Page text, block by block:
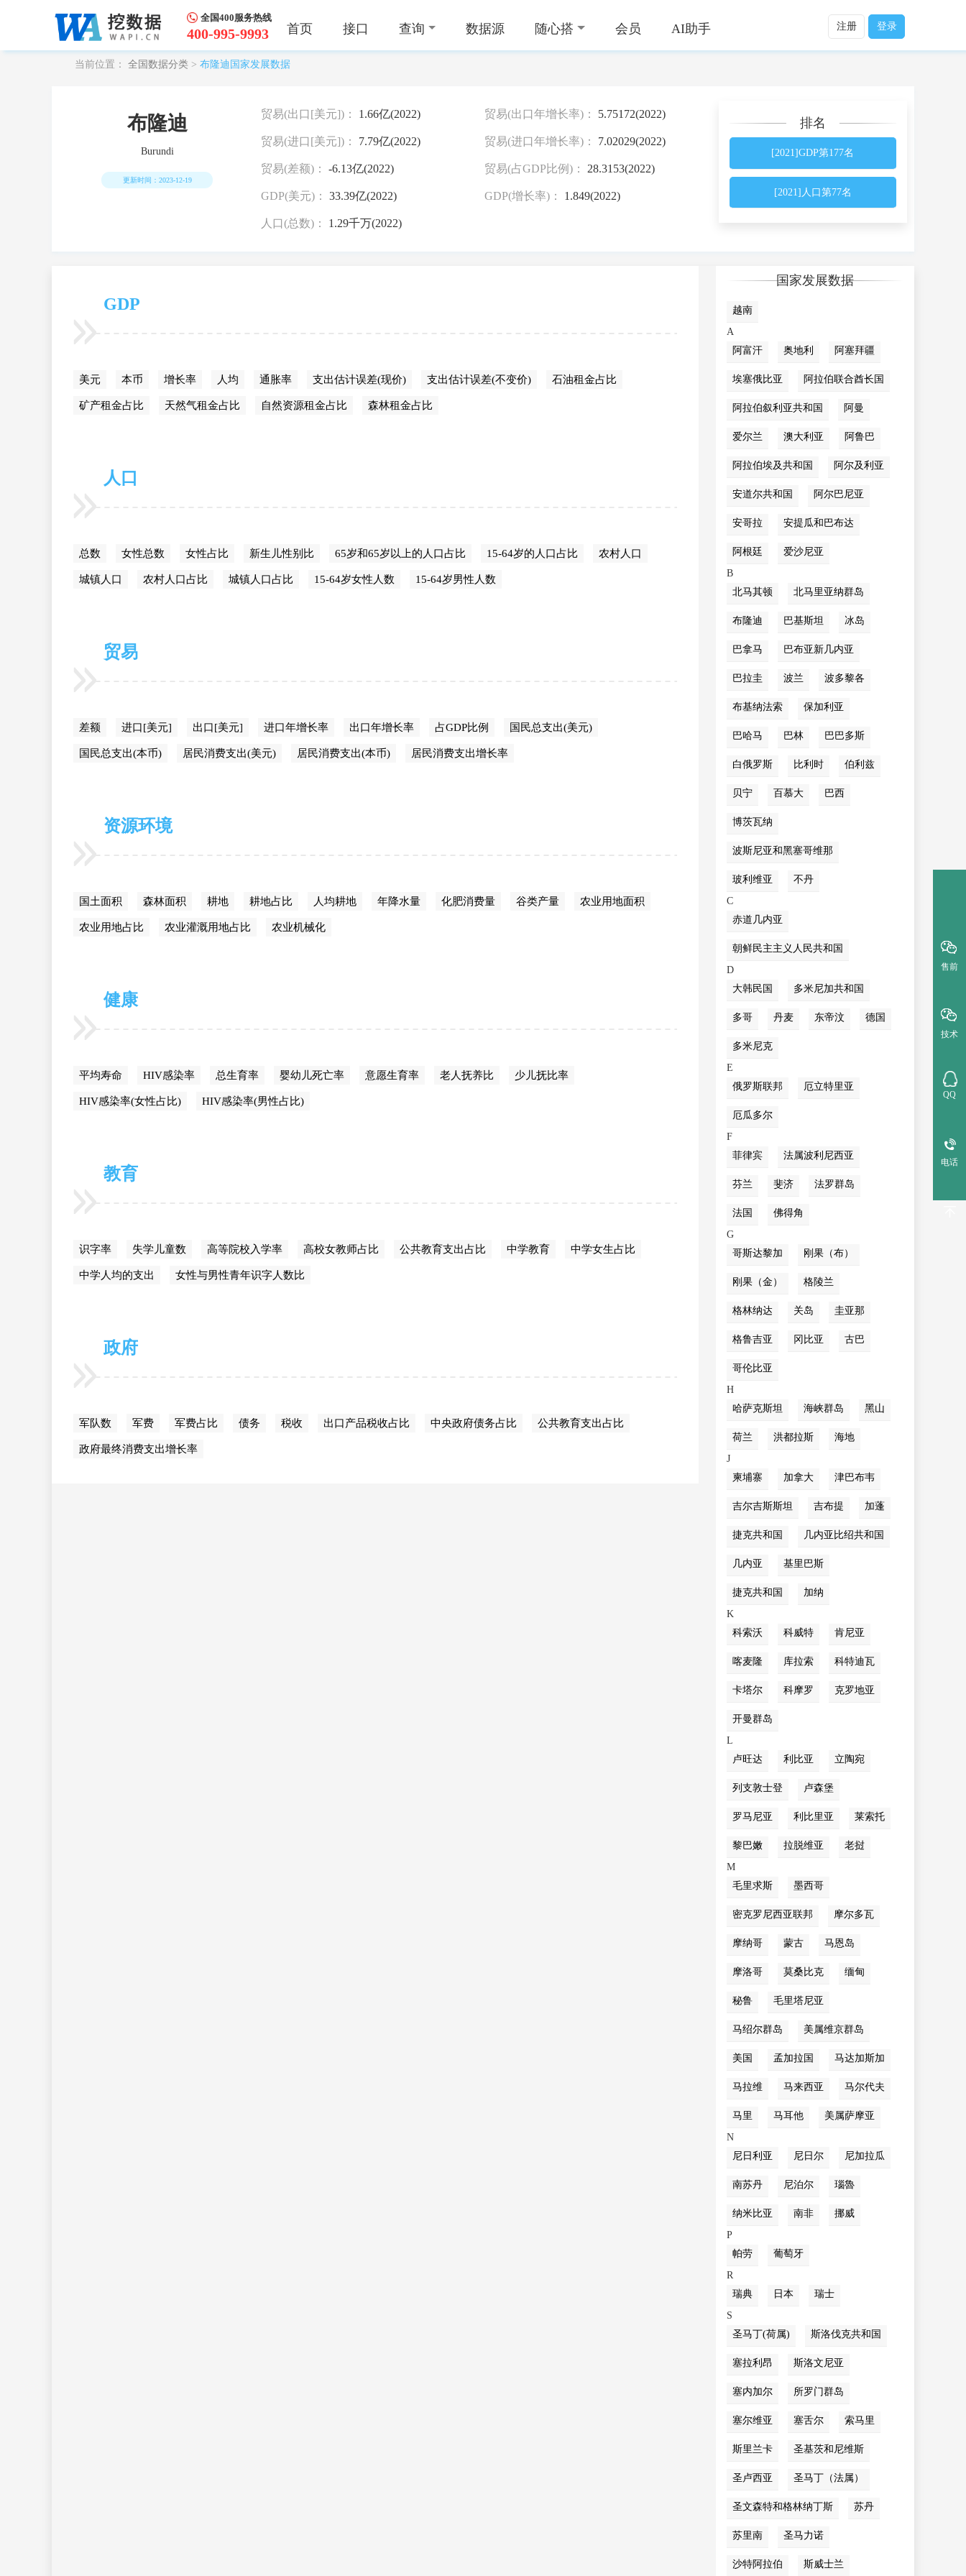
全国400服务热线
400-995-9993 首页 接口 查询 数据源 随心搭 会员 AI助手 注册 登录
当前位置： 全国数据分类 > 布隆迪国家发展数据
布隆迪
Burundi
更新时间：2023-12-19
贸易(出口[美元])： 1.66亿(2022) 贸易(出口年增长率)： 5.75172(2022)
贸易(进口[美元])： 7.79亿(2022) 贸易(进口年增长率)： 7.02029(2022)
贸易(差额)： -6.13亿(2022) 贸易(占GDP比例)： 28.3153(2022)
GDP(美元)： 33.39亿(2022) GDP(增长率)： 1.849(2022)
人口(总数)： 1.29千万(2022)
排名
[2021]GDP第177名
[2021]人口第77名
GDP
美元 本币 增长率 人均 通胀率 支出估计误差(现价) 支出估计误差(不变价) 石油租金占比
矿产租金占比 天然气租金占比 自然资源租金占比 森林租金占比
人口
总数 女性总数 女性占比 新生儿性别比 65岁和65岁以上的人口占比 15-64岁的人口占比 农村人口
城镇人口 农村人口占比 城镇人口占比 15-64岁女性人数 15-64岁男性人数
贸易
差额 进口[美元] 出口[美元] 进口年增长率 出口年增长率 占GDP比例 国民总支出(美元)
国民总支出(本币) 居民消费支出(美元) 居民消费支出(本币) 居民消费支出增长率
资源环境
国土面积 森林面积 耕地 耕地占比 人均耕地 年降水量 化肥消费量 谷类产量 农业用地面积
农业用地占比 农业灌溉用地占比 农业机械化
健康
平均寿命 HIV感染率 总生育率 婴幼儿死亡率 意愿生育率 老人抚养比 少儿抚比率
HIV感染率(女性占比) HIV感染率(男性占比)
教育
识字率 失学儿童数 高等院校入学率 高校女教师占比 公共教育支出占比 中学教育 中学女生占比
中学人均的支出 女性与男性青年识字人数比
政府
军队数 军费 军费占比 债务 税收 出口产品税收占比 中央政府债务占比 公共教育支出占比
政府最终消费支出增长率
国家发展数据
越南
A
阿富汗
奥地利 阿塞拜疆
埃塞俄比亚 阿拉伯联合酋长国
阿拉伯叙利亚共和国 阿曼
爱尔兰 澳大利亚 阿鲁巴
阿拉伯埃及共和国 阿尔及利亚
安道尔共和国 阿尔巴尼亚
安哥拉 安提瓜和巴布达
阿根廷
爱沙尼亚
B
北马其顿
北马里亚纳群岛
布隆迪 巴基斯坦 冰岛
巴拿马 巴布亚新几内亚
巴拉圭 波兰 波多黎各
布基纳法索 保加利亚
巴哈马 巴林 巴巴多斯
白俄罗斯 比利时 伯利兹
贝宁 百慕大 巴西
博茨瓦纳
波斯尼亚和黑塞哥维那
玻利维亚
不丹
C
赤道几内亚
朝鲜民主主义人民共和国
D
大韩民国
多米尼加共和国
多哥 丹麦 东帝汶 德国
多米尼克
E
俄罗斯联邦
厄立特里亚
厄瓜多尔
F
菲律宾
法属波利尼西亚
芬兰 斐济 法罗群岛
法国
佛得角
G
哥斯达黎加
刚果（布）
刚果（金） 格陵兰
格林纳达 关岛 圭亚那
格鲁吉亚 冈比亚 古巴
哥伦比亚
H
哈萨克斯坦
海峡群岛 黑山
荷兰 洪都拉斯
海地
J
柬埔寨
加拿大 津巴布韦
吉尔吉斯斯坦 吉布提 加蓬
捷克共和国 几内亚比绍共和国
几内亚 基里巴斯
捷克共和国
加纳
K
科索沃
科威特 肯尼亚
喀麦隆 库拉索 科特迪瓦
卡塔尔 科摩罗 克罗地亚
开曼群岛
L
卢旺达
利比亚 立陶宛
列支敦士登 卢森堡
罗马尼亚 利比里亚 莱索托
黎巴嫩 拉脱维亚
老挝
M
毛里求斯
墨西哥
密克罗尼西亚联邦 摩尔多瓦
摩纳哥 蒙古 马恩岛
摩洛哥 莫桑比克 缅甸
秘鲁 毛里塔尼亚
马绍尔群岛 美属维京群岛
美国 孟加拉国 马达加斯加
马拉维 马来西亚 马尔代夫
马里 马耳他
美属萨摩亚
N
尼日利亚
尼日尔 尼加拉瓜
南苏丹 尼泊尔 瑙魯
纳米比亚 南非
挪威
P
帕劳
葡萄牙
R
瑞典
日本
瑞士
S
圣马丁(荷属)
斯洛伐克共和国
塞拉利昂 斯洛文尼亚
塞内加尔 所罗门群岛
塞尔维亚 塞舌尔 索马里
斯里兰卡 圣基茨和尼维斯
圣卢西亚 圣马丁（法属）
圣文森特和格林纳丁斯 苏丹
苏里南 圣马力诺
沙特阿拉伯 斯威士兰
售前
技术
QQ
电话